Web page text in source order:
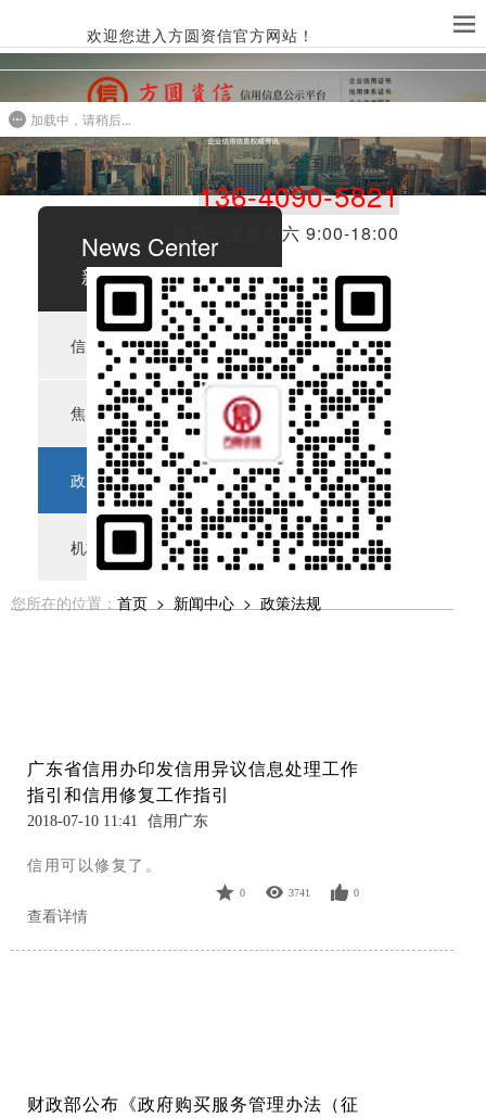
欢迎您进入方圆资信官方网站！
全国服务热线​​
136-4090-5821
星期一至星期六 9:00-18:00
News Center
新闻中心
信用知识﹥
焦点关注﹥
政策法规﹥
机构动态﹥
您所在的位置： 首页 > 新闻中心 > 政策法规
广东省信用办印发信用异议信息处理工作
指引和信用修复工作指引
2018-07-10 11:41 信用广东
信用可以修复了。
0 3741 0
查看详情
财政部公布《政府购买服务管理办法（征
加载中，请稍后...